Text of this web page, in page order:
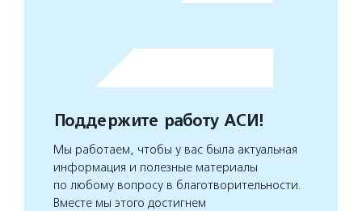
Поддержите работу АСИ!
Мы работаем, чтобы у вас была актуальная
информация и полезные материалы
по любому вопросу в благотворительности.
Вместе мы этого достигнем